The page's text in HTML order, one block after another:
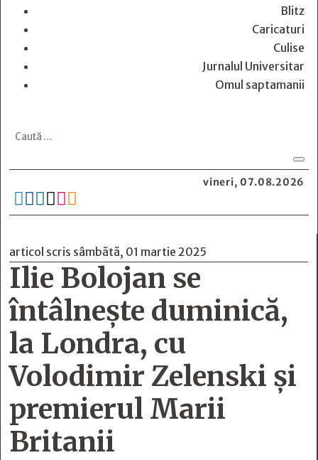
Blitz
Caricaturi
Culise
Jurnalul Universitar
Omul saptamanii
vineri, 07.08.2026
     
articol scris sâmbătă, 01 martie 2025
Ilie Bolojan se
întâlnește duminică,
la Londra, cu
Volodimir Zelenski și
premierul Marii
Britanii